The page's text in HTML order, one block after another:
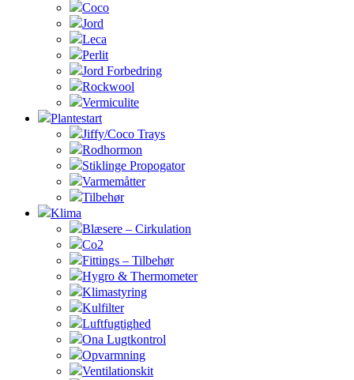
Coco
Jord
Leca
Perlit
Jord Forbedring
Rockwool
Vermiculite
Plantestart
Jiffy/Coco Trays
Rodhormon
Stiklinge Propogator
Varmemåtter
Tilbehør
Klima
Blæsere – Cirkulation
Co2
Fittings – Tilbehør
Hygro & Thermometer
Klimastyring
Kulfilter
Luftfugtighed
Ona Lugtkontrol
Opvarmning
Ventilationskit